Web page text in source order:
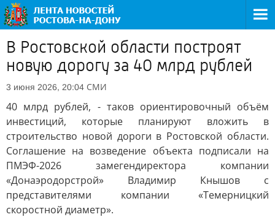
В Ростовской области построят
новую дорогу за 40 млрд рублей
3 июня 2026, 20:04 СМИ
40 млрд рублей, - таков ориентировочный объём
инвестиций, которые планируют вложить в
строительство новой дороги в Ростовской области.
Соглашение на возведение объекта подписали на
ПМЭФ-2026 замегендиректора компании
«Донаэродорстрой» Владимир Кнышов с
представителями компании «Темерницкий
скоростной диаметр».